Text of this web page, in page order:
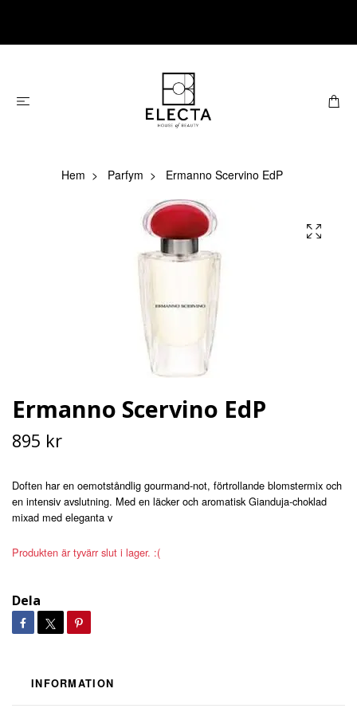
Hem Parfym Ermanno Scervino EdP
Ermanno Scervino EdP
895 kr
Doften har en oemotståndlig gourmand-not, förtrollande blomstermix och
en intensiv avslutning. Med en läcker och aromatisk Gianduja-choklad
mixad med eleganta v
Produkten är tyvärr slut i lager. :(
Dela
INFORMATION